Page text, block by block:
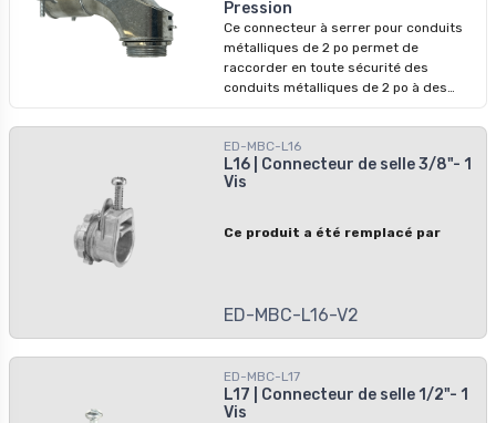
que le conduit est maintenu fermement
en place et protège les fils.
Pression
Ce connecteur à serrer pour conduits
métalliques de 2 po permet de
raccorder en toute sécurité des
conduits métalliques de 2 po à des
est fabriqué en zinc moulé sous
pression durable et présente un angle
de 90 degrés, ce qui le rend idéal pour
les espaces restreints. Le mécanisme
conduit en place, afin de protéger les
ED-MBC-L16
L16 | Connecteur de selle 3/8"- 1
Vis
Ce produit a été remplacé par
ED-MBC-L16-V2
ED-MBC-L17
L17 | Connecteur de selle 1/2"- 1
Vis